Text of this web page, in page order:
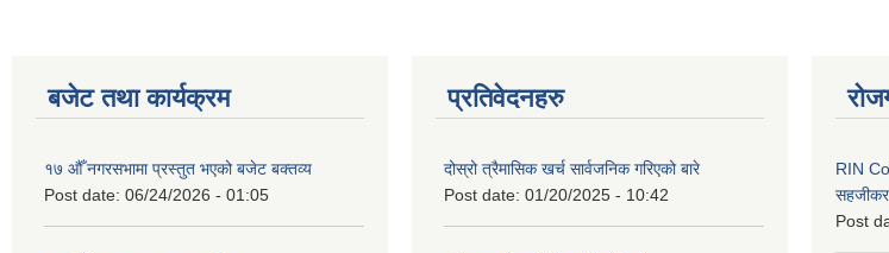
बजेट तथा कार्यक्रम
१७ औँ नगरसभामा प्रस्तुत भएको बजेट बक्तव्य
Post date: 06/24/2026 - 01:05
प्रतिवेदनहरु
दोस्रो त्रैमासिक खर्च सार्वजनिक गरिएको बारे
Post date: 01/20/2025 - 10:42
RIN
Post